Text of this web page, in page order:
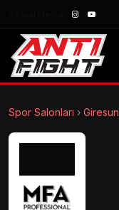
Spor Salonları › Giresun